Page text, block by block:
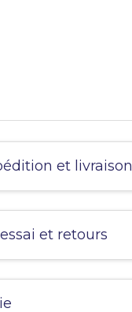
et livraison
et retours